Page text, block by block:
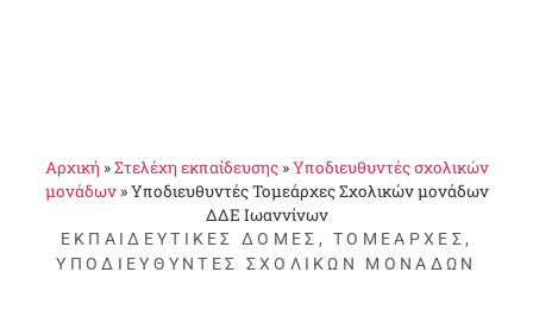
Αρχική »Στελέχη εκπαίδευσης»Υποδιευθυντές σχολικών
μονάδων»Υποδιευθυντές Τομεάρχες Σχολικών μονάδων
ΔΔΕ Ιωαννίνων
ΕΚΠΑΙΔΕΥΤΙΚΈΣ ΔΟΜΈΣ ,ΤΟΜΕΆΡΧΕΣ ,
ΥΠΟΔΙΕΥΘΥΝΤΈΣ ΣΧΟΛΙΚΏΝ ΜΟΝΆΔΩΝ